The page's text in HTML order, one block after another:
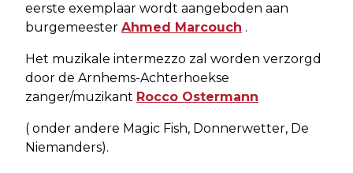
eerste exemplaar wordt aangeboden aan
burgemeester Ahmed Marcouch .
Het muzikale intermezzo zal worden verzorgd
door de Arnhems-Achterhoekse
zanger/muzikant Rocco Ostermann
( onder andere Magic Fish, Donnerwetter, De
Niemanders).